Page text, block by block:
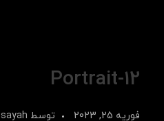
Portrait-12
فوریه 25, 2023 توسط sayah